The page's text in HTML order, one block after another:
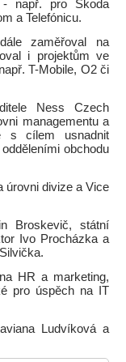
- např. pro Škoda
a Telefónicu.
zaměřoval na
i projektům ve
T-Mobile, O2 či
Ness Czech
managementu a
s cílem usnadnit
obchodu
úrovni divize a Vice
Broskevič, státní
Ivo Procházka a
HR a marketing,
pro úspěch na IT
Ludvíková a